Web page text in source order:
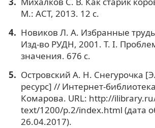
М.: АСТ, 2013. 12 с.
Новиков Л. А. Избранные
Изд-во РУДН, 2001. Т. I.
значения. 676 с.
Островский А. Н. Снегурочка
ресурс] // Интернет-
Комарова. URL: http://
text/1200/p.2/index.html (дата
26.04.2017).